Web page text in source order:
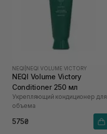
NEQI NEQI VOLUME VICTORY
NEQI Volume Victory
Conditioner 250 мл
Укрепляющий кондиционер для
объема
575₴